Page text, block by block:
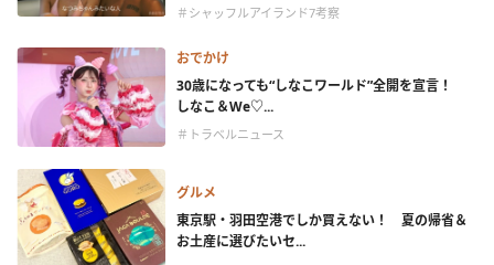
＃シャッフルアイランド7考察
おでかけ
30歳になっても“しなこワールド”全開を宣言！
しなこ＆We♡...
＃トラベルニュース
グルメ
東京駅・羽田空港でしか買えない！ 夏の帰省＆
お土産に選びたいセ...